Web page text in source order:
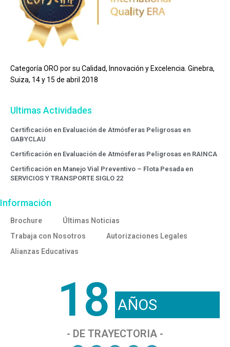
Categoría ORO por su Calidad, Innovación y Excelencia. Ginebra,
Suiza, 14 y 15 de abril 2018
Ultimas Actividades
Certificación en Evaluación de Atmósferas Peligrosas en
GABYCLAU
Certificación en Evaluación de Atmósferas Peligrosas en RAINCA
Certificación en Manejo Vial Preventivo – Flota Pesada en
SERVICIOS Y TRANSPORTE SIGLO 22
Información
Brochure
Últimas Noticias
Trabaja con Nosotros
Autorizaciones Legales
Alianzas Educativas
18 AÑOS
- DE TRAYECTORIA -